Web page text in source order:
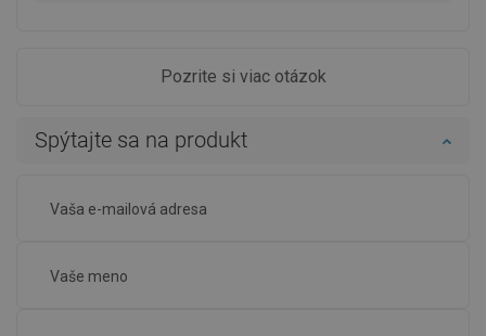
Pozrite si viac otázok
Spýtajte sa na produkt